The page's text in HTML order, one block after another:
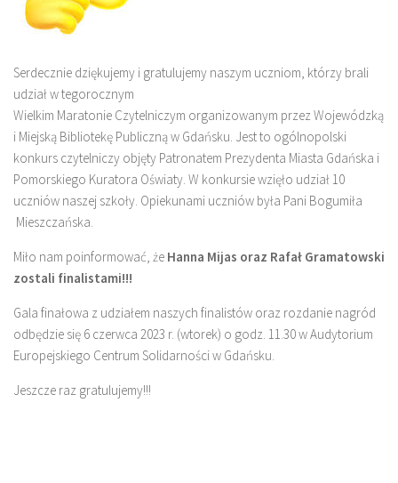
Serdecznie dziękujemy i gratulujemy naszym uczniom, którzy brali
udział w tegorocznym
Wielkim Maratonie Czytelniczym organizowanym przez Wojewódzką
i Miejską Bibliotekę Publiczną w Gdańsku. Jest to ogólnopolski
konkurs czytelniczy objęty Patronatem Prezydenta Miasta Gdańska i
Pomorskiego Kuratora Oświaty. W konkursie wzięło udział 10
uczniów naszej szkoły. Opiekunami uczniów była Pani Bogumiła
Mieszczańska.
Miło nam poinformować, że Hanna Mijas oraz Rafał Gramatowski
zostali finalistami!!!
Gala finałowa z udziałem naszych finalistów oraz rozdanie nagród
odbędzie się 6 czerwca 2023 r. (wtorek) o godz. 11.30 w Audytorium
Europejskiego Centrum Solidarności w Gdańsku.
Jeszcze raz gratulujemy!!!